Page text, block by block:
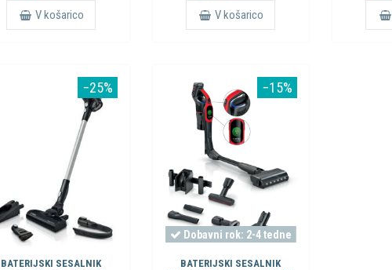
V košarico V košarico
−25%
BATERIJSKI SESALNIK
−15%
Dobavni rok: 2-4 tedne
BATERIJSKI SESALNIK